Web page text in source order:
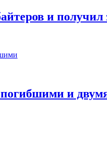
и
погибшими и